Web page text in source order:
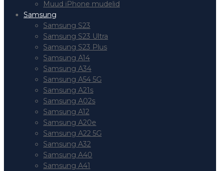
Muud iPhone mudelid
Samsung
Samsung S23
Samsung S23 Ultra
Samsung S23 Plus
Samsung A14
Samsung A34
Samsung A54 5G
Samsung A21s
Samsung A02s
Samsung A12
Samsung A20e
Samsung A22 5G
Samsung A32
Samsung A40
Samsung A41